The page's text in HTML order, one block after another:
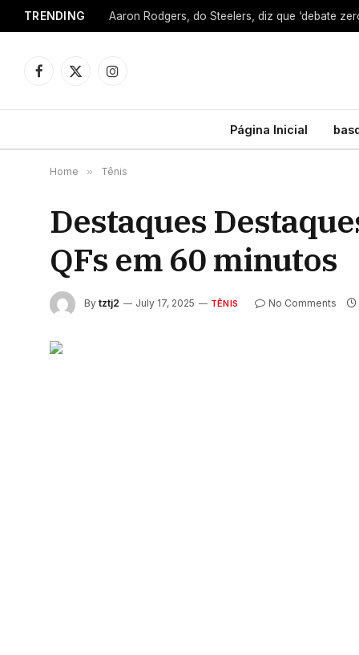
TRENDING
Facebook
X
Instagram
Página Inicial
Home » Tênis
Destaques
QFs em 60 minutos
By tztj2 July 17, 2025 TÊNIS No Comments